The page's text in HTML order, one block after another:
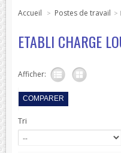
Accueil > Postes de travail >
ETABLI CHARGE
Afficher:
Tri